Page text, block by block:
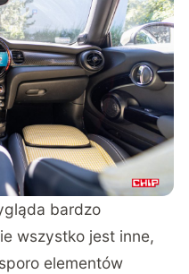
bardzo
wszystko jest inne,
elementów